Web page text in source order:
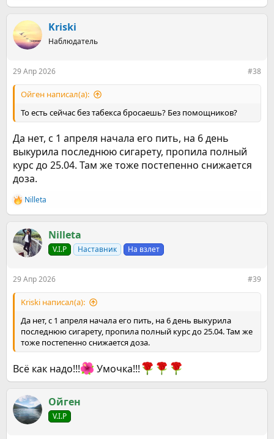
е
к
ц
и
Kriski
Наблюдатель
29 Апр 2026 #38
Ойген написал(а):
То есть сейчас без табекса бросаешь? Без помощников?
Да нет, с 1 апреля начала его пить, на 6 день
выкурила последнюю сигарету, пропила полный
курс до 25.04. Там же тоже постепенно снижается
доза.
Р
е
к
ц
и
Nilleta
Nilleta
V.I.P Наставник На взлет
29 Апр 2026 #39
Kriski написал(а):
Да нет, с 1 апреля начала его пить, на 6 день выкурила
последнюю сигарету, пропила полный курс до 25.04. Там же
тоже постепенно снижается доза.
Всё как надо!!! Умочка!!!
Ойген
V.I.P